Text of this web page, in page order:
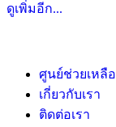
ดูเพิ่มอีก...
ศูนย์ช่วยเหลือ
เกี่ยวกับเรา
ติดต่อเรา